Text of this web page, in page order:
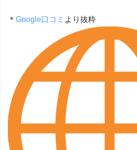
＊ Google口コミ より抜粋